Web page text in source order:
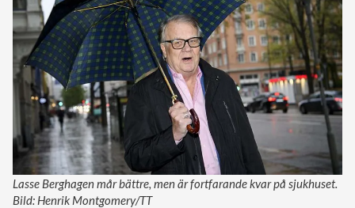
Lasse Berghagen mår bättre, men är fortfarande kvar på sjukhuset.
Bild: Henrik Montgomery/TT